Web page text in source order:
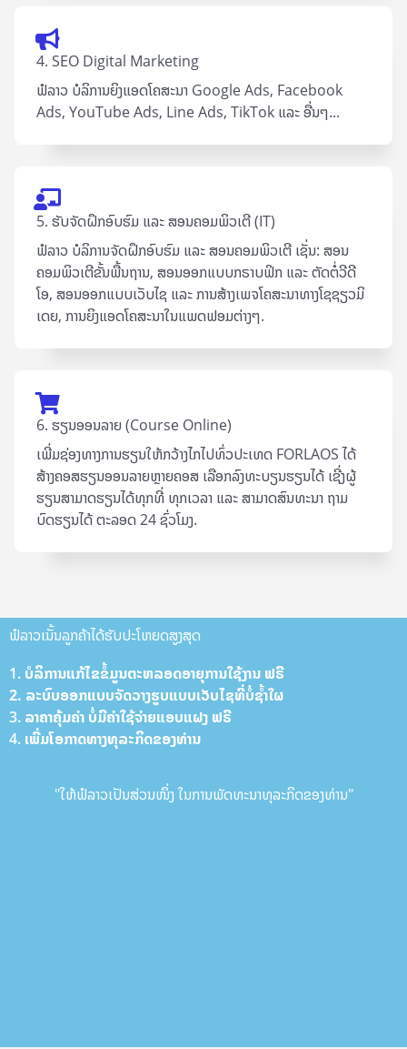
4. SEO Digital Marketing
ຟໍລາວ ບໍລິການຍິງແອດໂຄສະນາ Google Ad​s, Facebook
Ads, YouTube Ads, Line Ads, TikTok ແລະ ອື່ນໆ...
5. ຮັບຈັດຝຶກອົບຮົມ ແລະ ສອນຄອມພິວເຕີ (IT)
ຟໍລາວ ບໍລິການຈັດຝຶກອົບຮົມ ແລະ ສອນຄອມພິວເຕີ ເຊັ່ນ: ສອນ
ຄອມພິວເຕີຂັ້ນພື້ນຖານ, ສອນອອກແບບກຣາບຟິກ ແລະ ຕັດຕໍ່ວີດີ
ໂອ, ສອນອອກແບບເວັບໄຊ ແລະ ການສ້າງເພຈໂຄສະນາທາງໂຊຊຽວມິ
ເດຍ, ການຍິງແອດໂຄສະນາໃນແພດຟອມຕ່າງໆ.
6. ຮຽນອອນລາຍ (Course Online)
ເພີ່ມຊ່ອງທາງການຮຽນໃຫ້ກວ້າງໄກໄປທົ່ວປະເທດ FORLAOS ໄດ້
ສ້າງຄອສຮຽນອອນລາຍຫຼາຍຄອສ ເລືອກລົງທະບຽນຮຽນໄດ້ ເຊີ່ງຜູ້
ຮຽນສາມາດຮຽນໄດ້ທຸກທີ່ ທຸກເວລາ ແລະ ສາມາດສົນທະນາ ຖາມ
ບົດຮຽນໄດ້ ຕະລອດ 24 ຊົ່ວໂມງ.
ຟໍລາວເນັ້ນລູກຄ້າໄດ້ຮັບປະໂຫຍດສູງສຸດ
1. ບໍລິການ​ແກ້​ໄຂ​ຂໍ້​ມູນ​ຕະຫລອດ​ອາ​ຍຸການ​ໃຊ້​ງານ ຟ​ຣີ
2. ລະບົບ​ອອກ​ແບບ​ຈັດ​ວາງ​ຮູບ​ແບບ​ເວັບ​ໄຊທີ່​ບໍ່​ຊ້ຳ​ໃຜ
3. ລາ​ຄາ​ຄຸ້ມ​ຄ່າ ບໍ່​ມີ​ຄ່າ​ໃຊ້​ຈ່າຍ​ແອບ​ແຝງ ຟ​ຣີ
4. ເພີ່ມ​ໂອ​ກາດ​ທາງ​ທຸລະກິດຂອງທ່ານ
"ໃຫ້ຟໍລາວເປັນສ່ວນໜຶ່ງ ໃນການພັດທະນາທຸລະກິດຂອງທ່ານ"